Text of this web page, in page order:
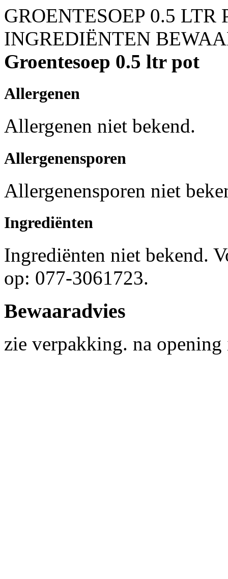
GROENTESOEP 0.5 LTR
INGREDIËNTEN
Groentesoep 0.5 ltr pot
Allergenen
Allergenen niet bekend.
Allergenensporen
Allergenensporen niet
Ingrediënten
Ingrediënten niet bekend.
op: 077-3061723.
Bewaaradvies
zie verpakking. na